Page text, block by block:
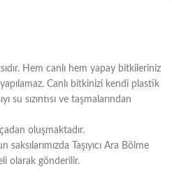
Hem canlı hem yapay bitkileriniz
Canlı bitkinizi kendi plastik
su sızıntısı ve taşmalarından
oluşmaktadır.
Taşıyıcı Ara Bölme
olarak gönderilir.